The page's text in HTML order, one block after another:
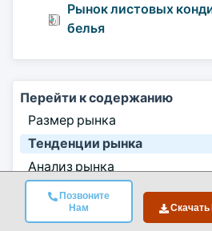
Позвоните
Нам
Скачать
Рынок листовых
белья
Перейти к содержанию
Размер рынка
Тенденции рынка
Анализ рынка
Доля рынка
Часто задаваемые вопросы